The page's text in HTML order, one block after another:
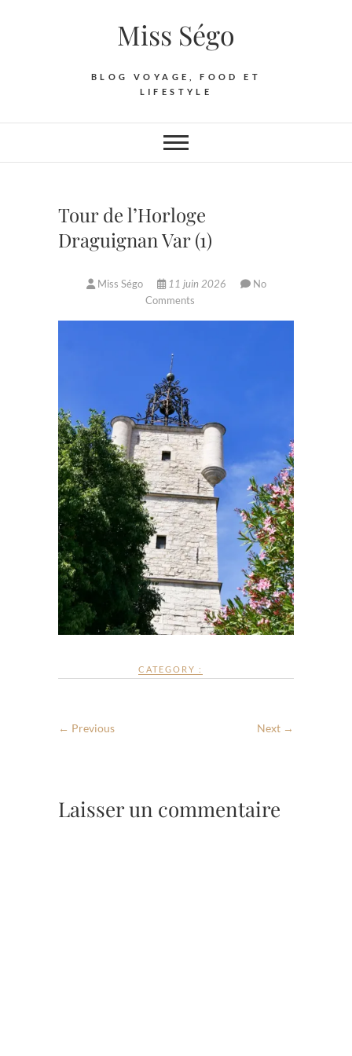
Miss Ségo
BLOG VOYAGE, FOOD ET
LIFESTYLE
Tour de l’Horloge
Draguignan Var (1)
Miss Ségo 11 juin 2026
No
Comments
CATEGORY :
← Previous Next →
Laisser un commentaire